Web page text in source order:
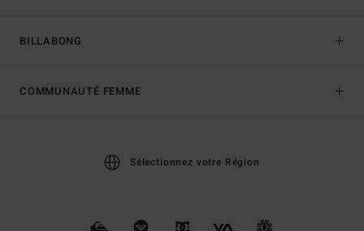
BILLABONG
COMMUNAUTÉ FEMME
Sélectionnez votre Région